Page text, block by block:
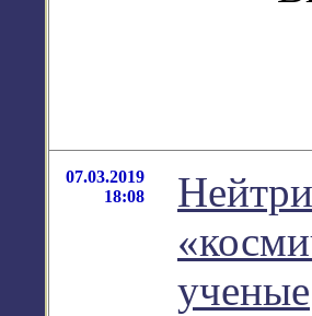
07.03.2019
18:08
ученые